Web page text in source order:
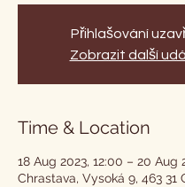
Přihlašování
Zobrazit další
Time & Location
18 Aug 2023, 12:00 – 20 Aug
Chrastava, Vysoká 9, 463 31